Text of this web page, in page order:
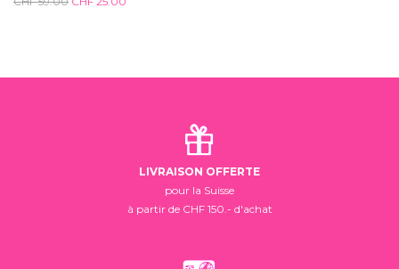
LIVRAISON OFFERTE
pour la Suisse
à partir de CHF 150.- d'achat